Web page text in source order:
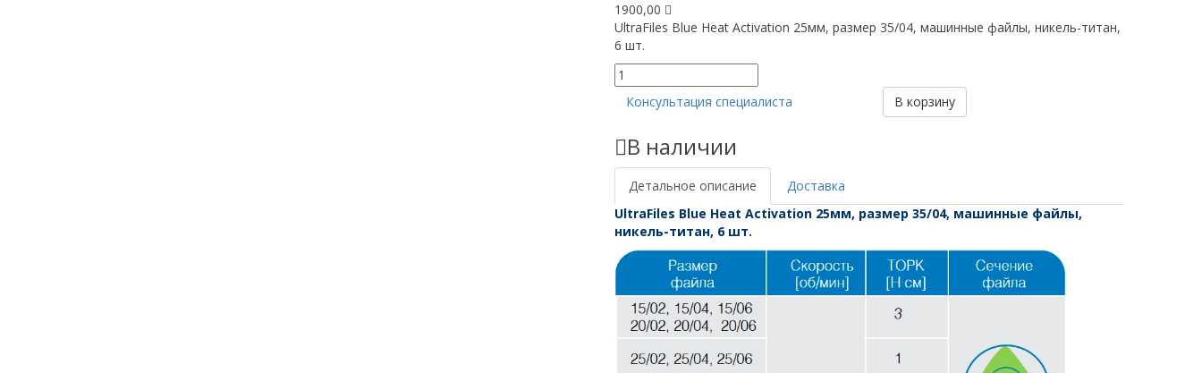
1900,00
UltraFiles Blue Heat Activation 25мм, размер 35/04, машинные файлы, никель-титан,
6 шт.
Количество
товара
UltraFiles
25мм,
размер
35/04
Консультация специалиста В корзину
В наличии
Детальное описание
Доставка
UltraFiles Blue Heat Activation 25мм, размер 35/04, машинные файлы,
никель-титан, 6 шт.